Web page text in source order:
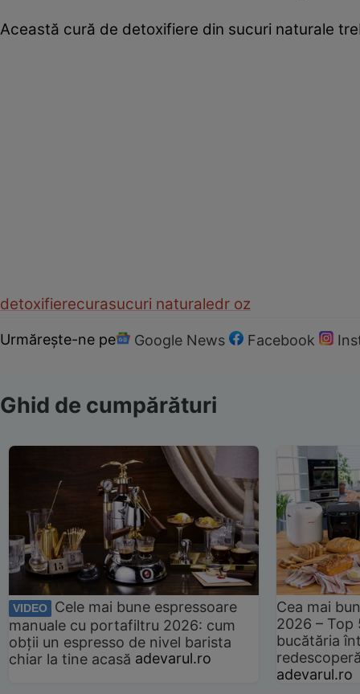
Această cură de detoxifiere din sucuri naturale
detoxifierecurasucuri naturaledr oz
Urmărește-ne pe Google News Facebook
Ghid de cumpărături
VIDEO
Cele mai bune espressoare
manuale cu portafiltru 2026: cum
obții un espresso de nivel barista
chiar la tine acasă adevarul.ro
Cea mai
2026 –
bucătăria
adevarul.ro